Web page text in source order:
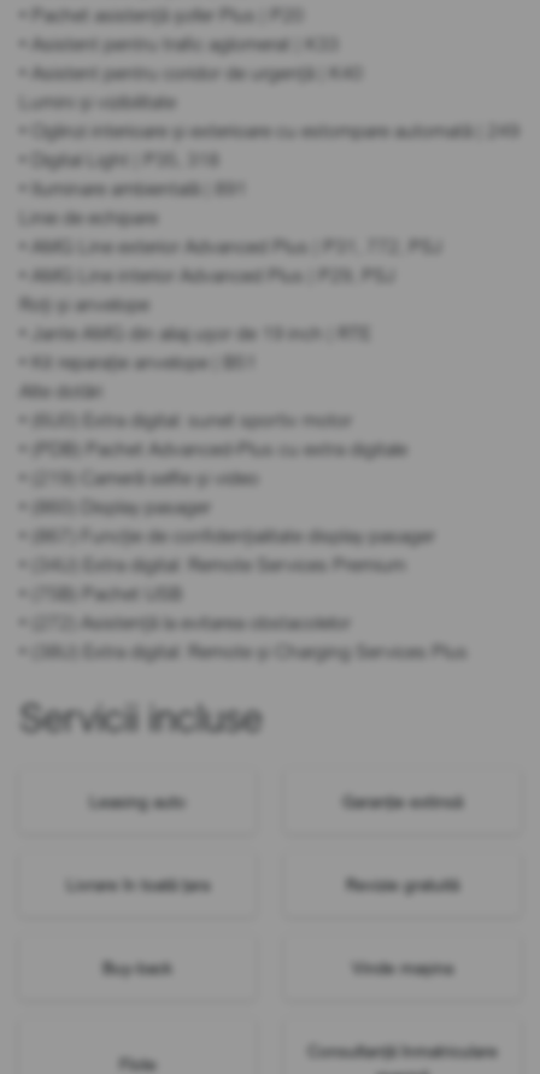
• Pachet asistență șofer Plus | P20
• Asistent pentru trafic aglomerat | K33
• Asistent pentru coridor de urgență | K40
Lumini și vizibilitate
• Oglinzi interioare și exterioare cu estompare automată | 249
• Digital Light | P35, 318
• Iluminare ambientală | 891
Linie de echipare
• AMG Line exterior Advanced Plus | P31, 772, PSJ
• AMG Line interior Advanced Plus | P29, PSJ
Roți și anvelope
• Jante AMG din aliaj ușor de 19 inch | RTE
• Kit reparație anvelope | B51
Alte dotări
• (6U0) Extra digital: sunet sportiv motor
• (PDB) Pachet Advanced-Plus cu extra digitale
• (219) Cameră selfie și video
• (860) Display pasager
• (867) Funcție de confidențialitate display pasager
• (34U) Extra digital: Remote Services Premium
• (75B) Pachet USB
• (272) Asistență la evitarea obstacolelor
• (38U) Extra digital: Remote și Charging Services Plus
Servicii incluse
Leasing auto Garanție extinsă
Livrare în toată țara Revizie gratuită
Buy-back Vinde mașina
Flote
Consultanță înmatriculare